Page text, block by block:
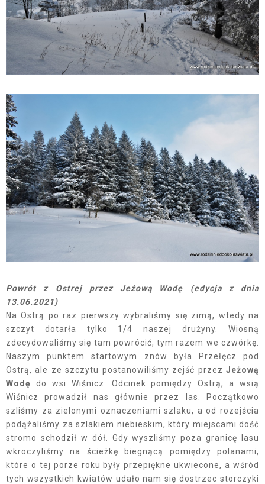
Powrót z Ostrej przez Jeżową Wodę (edycja z dnia
13.06.2021)
Na Ostrą po raz pierwszy wybraliśmy się zimą, wtedy na
szczyt dotarła tylko 1/4 naszej drużyny. Wiosną
zdecydowaliśmy się tam powrócić, tym razem we czwórkę.
Naszym punktem startowym znów była Przełęcz pod
Ostrą, ale ze szczytu postanowiliśmy zejść przez Jeżową
Wodę do wsi Wiśnicz. Odcinek pomiędzy Ostrą, a wsią
Wiśnicz prowadził nas głównie przez las. Początkowo
szliśmy za zielonymi oznaczeniami szlaku, a od rozejścia
podążaliśmy za szlakiem niebieskim, który miejscami dość
stromo schodził w dół. Gdy wyszliśmy poza granicę lasu
wkroczyliśmy na ścieżkę biegnącą pomiędzy polanami,
które o tej porze roku były przepiękne ukwiecone, a wśród
tych wszystkich kwiatów udało nam się dostrzec storczyki